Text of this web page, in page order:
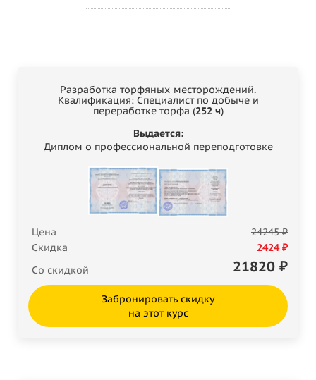
Разработка торфяных месторождений.
Квалификация: Специалист по добыче и
переработке торфа (252 ч)
Выдается:
Диплом о профессиональной переподготовке
Цена
24245 ₽
Скидка
2424 ₽
Со скидкой
21820 ₽
Забронировать скидку
на этот курс